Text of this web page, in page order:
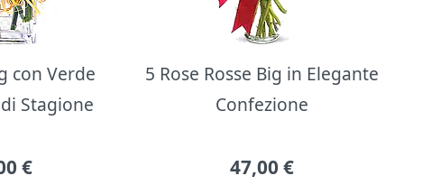
con Verde
Stagione
€
5 Rose Rosse Big in Elegante
Confezione
47,00 €